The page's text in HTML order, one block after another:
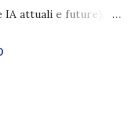
attuali e future),
ha libero arbitrio
Coscienza è la